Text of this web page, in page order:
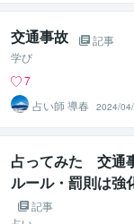
交通事故
記事
学び
7
占い師 導春
2024/
占ってみた 交通
ルール・罰則は強
記事